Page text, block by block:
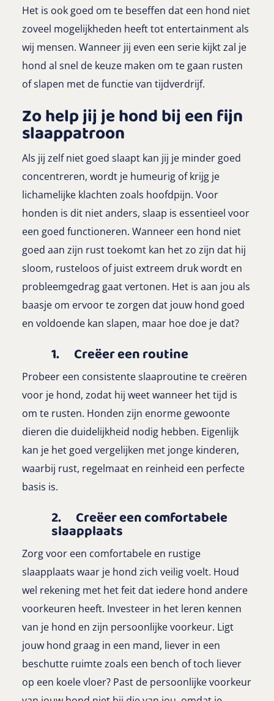
Het is ook goed om te beseffen dat een hond niet
zoveel mogelijkheden heeft tot entertainment als
wij mensen. Wanneer jij even een serie kijkt zal je
hond al snel de keuze maken om te gaan rusten
of slapen met de functie van tijdverdrijf.
Zo help jij je hond bij een fijn
slaappatroon
Als jij zelf niet goed slaapt kan jij je minder goed
concentreren, wordt je humeurig of krijg je
lichamelijke klachten zoals hoofdpijn. Voor
honden is dit niet anders, slaap is essentieel voor
een goed functioneren. Wanneer een hond niet
goed aan zijn rust toekomt kan het zo zijn dat hij
sloom, rusteloos of juist extreem druk wordt en
probleemgedrag gaat vertonen. Het is aan jou als
baasje om ervoor te zorgen dat jouw hond goed
en voldoende kan slapen, maar hoe doe je dat?
1. Creëer een routine
Probeer een consistente slaaproutine te creëren
voor je hond, zodat hij weet wanneer het tijd is
om te rusten. Honden zijn enorme gewoonte
dieren die duidelijkheid nodig hebben. Eigenlijk
kan je het goed vergelijken met jonge kinderen,
waarbij rust, regelmaat en reinheid een perfecte
basis is.
2. Creëer een comfortabele
slaapplaats
Zorg voor een comfortabele en rustige
slaapplaats waar je hond zich veilig voelt. Houd
wel rekening met het feit dat iedere hond andere
voorkeuren heeft. Investeer in het leren kennen
van je hond en zijn persoonlijke voorkeur. Ligt
jouw hond graag in een mand, liever in een
beschutte ruimte zoals een bench of toch liever
op een koele vloer? Past de persoonlijke voorkeur